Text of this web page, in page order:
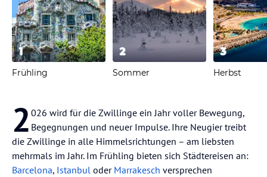
1
Frühling
2
Sommer
3
Herbst
2 026 wird für die Zwillinge ein Jahr voller Bewegung,
Begegnungen und neuer Impulse. Ihre Neugier treibt
die Zwillinge in alle Himmelsrichtungen – am liebsten
mehrmals im Jahr. Im Frühling bieten sich Städtereisen an:
Barcelona, Istanbul oder Marrakesch versprechen